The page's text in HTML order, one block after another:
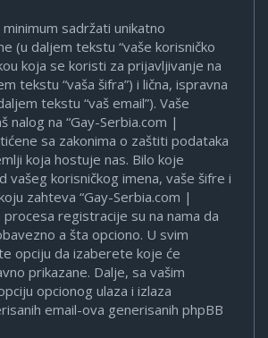
minimum sadržati unikatno
(u daljem tekstu “vaše korisničko
koja se koristi za prijavljivanje na
tekstu “vaša šifra”) i lična, ispravna
tekstu “vaš email”). Vaše
nalog na “Gay-Serbia.com |
sa zakonima o zaštiti podataka
koja hostuje nas. Bilo koje
vašeg korisničkog imena, vaše šifre i
zahteva “Gay-Serbia.com |
procesa registracije su na nama da
a šta opciono. U svim
opciju da izaberete koje će
prikazane. Dalje, sa vašim
opcionog ulaza i izlaza
email-ova generisanih phpBB